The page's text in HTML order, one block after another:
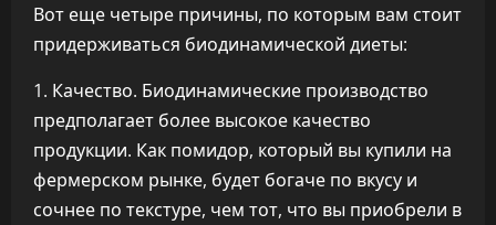
Вот еще четыре причины, по которым вам стоит
придерживаться биодинамической диеты:
1. Качество. Биодинамические производство
предполагает более высокое качество
продукции. Как помидор, который вы купили на
фермерском рынке, будет богаче по вкусу и
сочнее по текстуре, чем тот, что вы приобрели в